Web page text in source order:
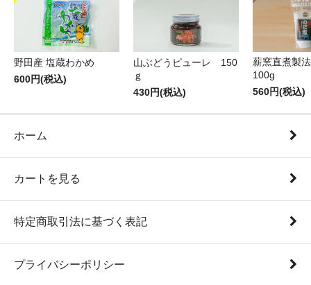
野田産 塩蔵わかめ
600円(税込)
山ぶどうピューレ 150
ｇ
430円(税込)
薪窯直煮製
100g
560円(税込)
ホーム
カートを見る
特定商取引法に基づく表記
プライバシーポリシー